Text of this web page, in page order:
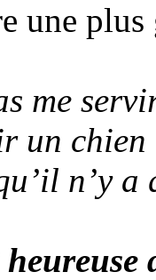
une plus
me
un
n’y a